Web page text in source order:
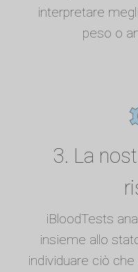
interpretare
peso o
3. La
iBloodTests
insieme allo
individuare ciò